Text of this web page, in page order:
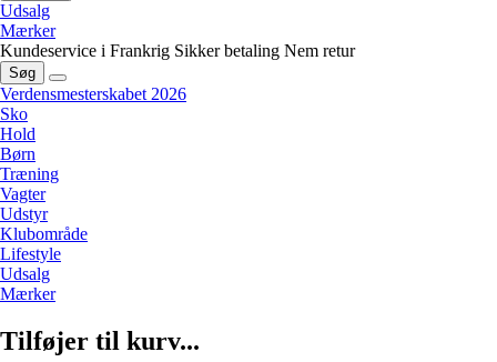
Udsalg
Mærker
Kundeservice i Frankrig Sikker betaling Nem retur
Søg
Verdensmesterskabet 2026
Sko
Hold
Børn
Træning
Vagter
Udstyr
Klubområde
Lifestyle
Udsalg
Mærker
Tilføjer til kurv...